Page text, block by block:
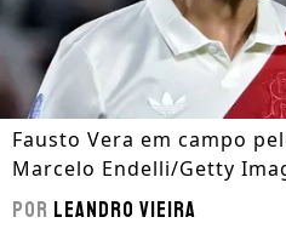
Fausto Vera em campo
Marcelo Endelli/Getty
Por Leandro Vieira